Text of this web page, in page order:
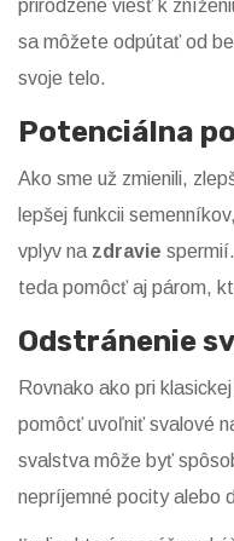
prirodzene viesť k
sa môžete odpútať od
svoje telo.
Potenciálna
Ako sme už zmienili,
lepšej funkcii
vplyv na zdravie
teda pomôcť aj párom,
Odstránenie
Rovnako ako pri
pomôcť uvoľniť svalové
svalstva môže byť
nepríjemné pocity alebo